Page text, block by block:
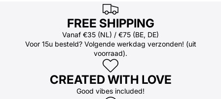
FREE SHIPPING
Vanaf €35 (NL) / €75 (BE, DE)
Voor 15u besteld? Volgende werkdag verzonden! (uit
voorraad).
CREATED WITH LOVE
Good vibes included!